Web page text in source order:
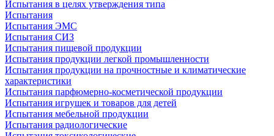
Испытания в целях утверждения типа
Испытания
Испытания ЭМС
Испытания СИЗ
Испытания пищевой продукции
Испытания продукции легкой промышленности
Испытания продукции на прочностные и климатические
характеристики
Испытания парфюмерно-косметической продукции
Испытания игрушек и товаров для детей
Испытания мебельной продукции
Испытания радиологические